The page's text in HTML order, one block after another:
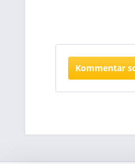
Kommentar